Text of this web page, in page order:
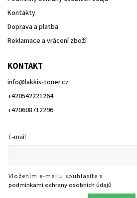
Kontakty
Doprava a platba
Reklamace a vrácení zboží
KONTAKT
info@lakkis-toner.cz
+420542221264
+420608712296
E-mail
Vložením e-mailu souhlasíte s
podmínkami ochrany osobních údajů